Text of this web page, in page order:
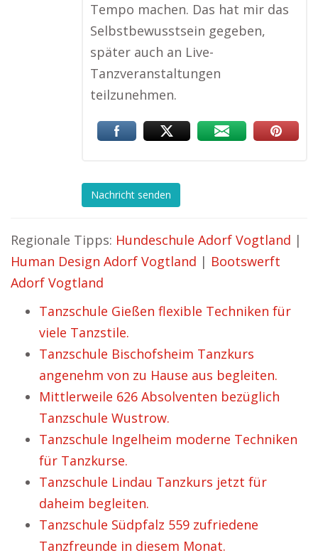
Tempo machen. Das hat mir das
Selbstbewusstsein gegeben,
später auch an Live-
Tanzveranstaltungen
teilzunehmen.
Nachricht senden
Regionale Tipps: Hundeschule Adorf Vogtland |
Human Design Adorf Vogtland | Bootswerft
Adorf Vogtland
Tanzschule Gießen flexible Techniken für
viele Tanzstile.
Tanzschule Bischofsheim Tanzkurs
angenehm von zu Hause aus begleiten.
Mittlerweile 626 Absolventen bezüglich
Tanzschule Wustrow.
Tanzschule Ingelheim moderne Techniken
für Tanzkurse.
Tanzschule Lindau Tanzkurs jetzt für
daheim begleiten.
Tanzschule Südpfalz 559 zufriedene
Tanzfreunde in diesem Monat.